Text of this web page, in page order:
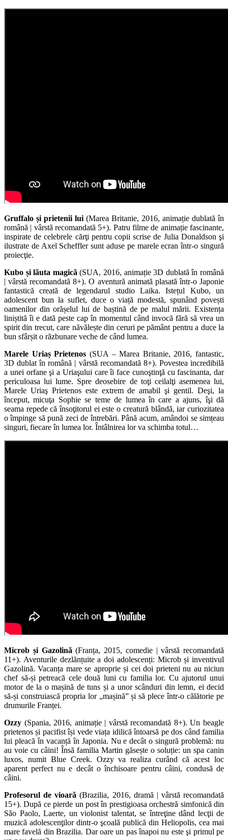
Gruffalo și prietenii lui (Marea Britanie, 2016, animație dublată în
română | vârstă recomandată 5+). Patru filme de animație fascinante,
inspirate de celebrele cărţi pentru copii scrise de Julia Donaldson şi
ilustrate de Axel Scheffler sunt aduse pe marele ecran într-o singură
proiecţie.
Kubo și lăuta magică (SUA, 2016, animație 3D dublată în română
| vârstă recomandată 8+). O aventură animată plasată într-o Japonie
fantastică creată de legendarul studio Laika. Istețul Kubo, un
adolescent bun la suflet, duce o viață modestă, spunând povești
oamenilor din orășelul lui de baștină de pe malul mării. Existența
liniștită îi e dată peste cap în momentul când invocă fără să vrea un
spirit din trecut, care năvălește din ceruri pe pământ pentru a duce la
bun sfârșit o răzbunare veche de când lumea.
Marele Uriaș Prietenos (SUA – Marea Britanie, 2016, fantastic,
3D dublat în română | vârstă recomandată 8+). Povestea incredibilă
a unei orfane şi a Uriaşului care îi face cunoştinţă cu fascinanta, dar
periculoasa lui lume. Spre deosebire de toţi ceilalţi asemenea lui,
Marele Uriaş Prietenos este extrem de amabil şi gentil. Deşi, la
început, micuţa Sophie se teme de lumea în care a ajuns, îşi dă
seama repede că însoţitorul ei este o creatură blândă, iar curiozitatea
o împinge să pună zeci de întrebări. Până acum, amândoi se simțeau
singuri, fiecare în lumea lor. Întâlnirea lor va schimba totul…
Microb și Gazolină (Franța, 2015, comedie | vârstă recomandată
11+). Aventurile dezlănțuite a doi adolescenți: Microb și inventivul
Gazolină. Vacanța mare se aproprie și cei doi prieteni nu au niciun
chef să-și petreacă cele două luni cu familia lor. Cu ajutorul unui
motor de la o mașină de tuns și a unor scânduri din lemn, ei decid
să-și construiască propria lor „mașină” și să plece într-o călătorie pe
drumurile Franței.
Ozzy (Spania, 2016, animație | vârstă recomandată 8+). Un beagle
prietenos și pacifist își vede viața idilică întoarsă pe dos când familia
lui pleacă în vacanță în Japonia. Nu e decât o singură problemă: nu
au voie cu câini! Însă familia Martin găsește o soluție: un spa canin
luxos, numit Blue Creek. Ozzy va realiza curând că acest loc
aparent perfect nu e decât o închisoare pentru câini, condusă de
câini.
Profesorul de vioară (Brazilia, 2016, dramă | vârstă recomandată
15+). După ce pierde un post în prestigioasa orchestră simfonică din
São Paolo, Laerte, un violonist talentat, se întreţine dând lecţii de
muzică adolescenţilor dintr-o şcoală publică din Heliopolis, cea mai
mare favelă din Brazilia. Dar oare un pas înapoi nu este şi primul pe